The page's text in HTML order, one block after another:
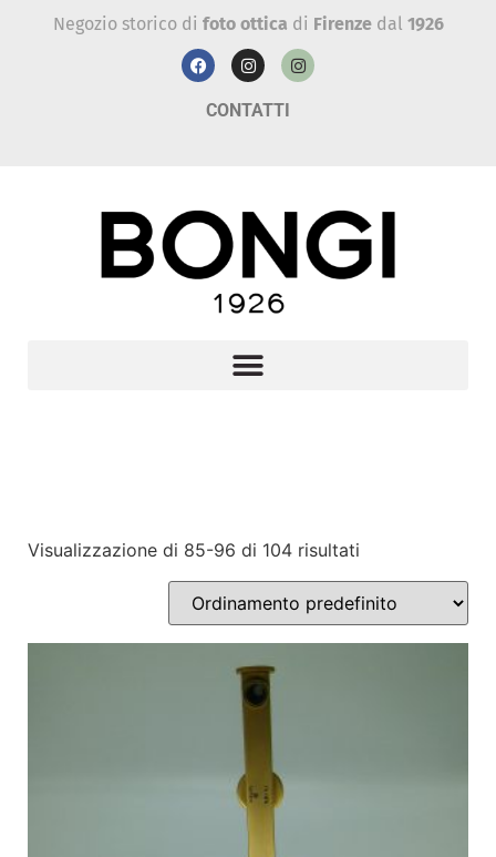
Negozio storico di foto ottica di Firenzedal 1926
CONTATTI
Visualizzazione di 85-96 di 104 risultati